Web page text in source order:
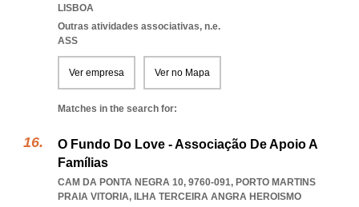
LISBOA
Outras atividades associativas, n.e.
ASS
Ver empresa Ver no Mapa
Matches in the search for:
O Fundo Do Love - Associação De Apoio A
Famílias
CAM DA PONTA NEGRA 10, 9760-091, PORTO MARTINS
PRAIA VITORIA, ILHA TERCEIRA ANGRA HEROISMO